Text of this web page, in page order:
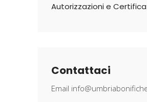
Autorizzazioni e
Contattaci
Email